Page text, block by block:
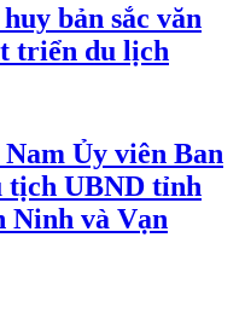
bản sắc văn
triển du lịch
Ủy viên Ban
tịch UBND tỉnh
Ninh và Vạn